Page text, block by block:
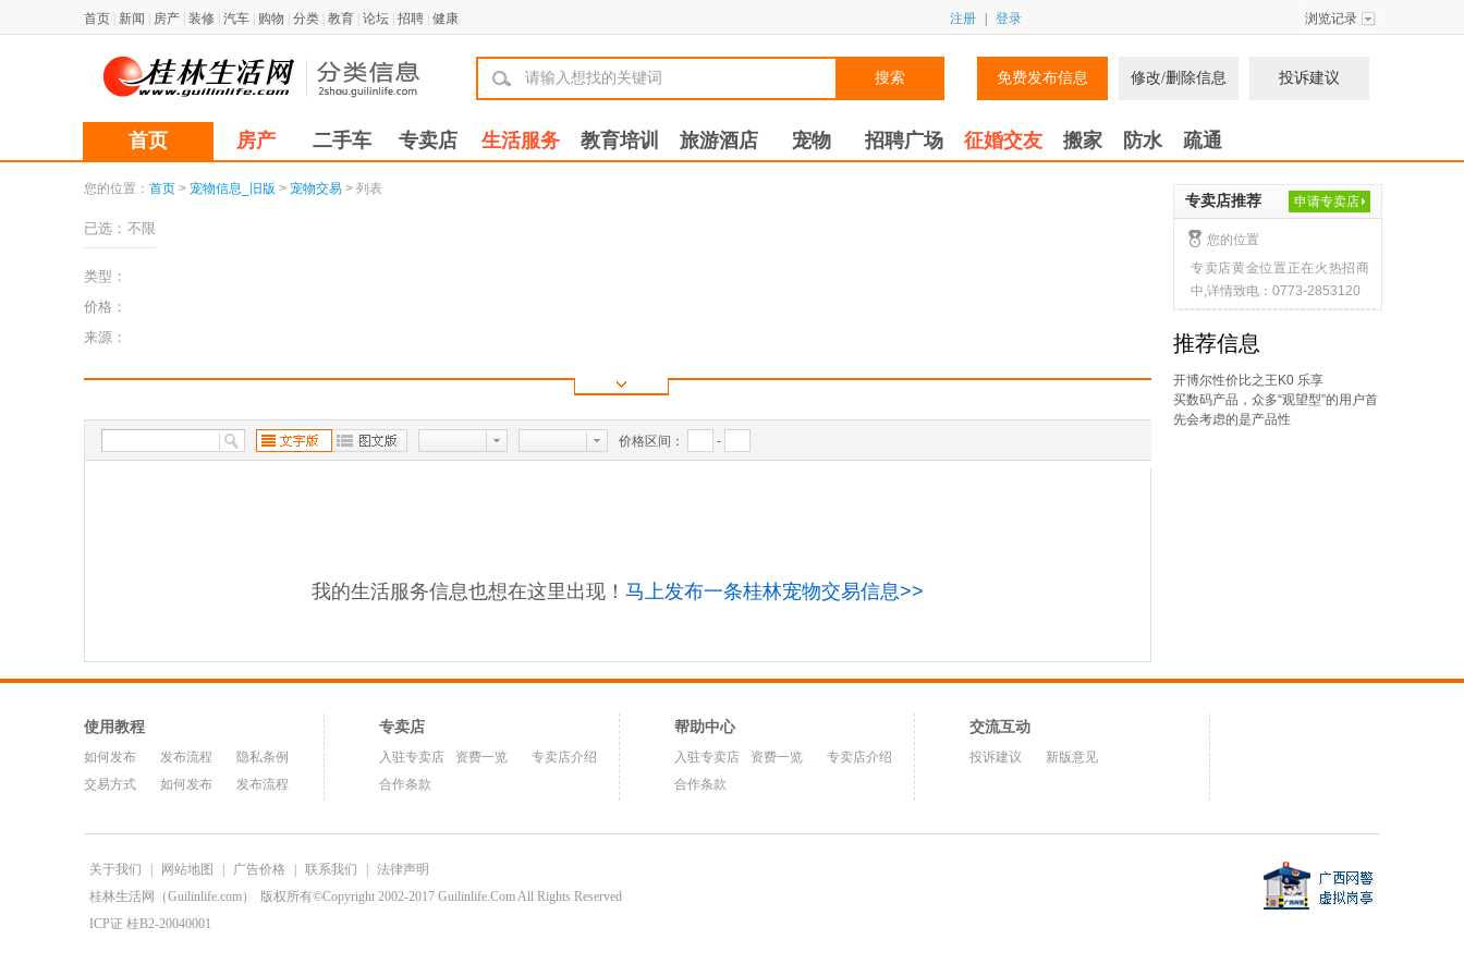
浏览记录
注册 登录
首页 新闻 房产 装修 汽车 购物 分类 教育 论坛 招聘 健康
搜索 免费发布信息 修改/删除信息 投诉建议
首页 房产 二手车 专卖店 生活服务 教育培训 旅游酒店 宠物 招聘广场 征婚交友 搬家 防水 疏通
您的位置： 首页 > 宠物信息_旧版 > 宠物交易 > 列表
已选： 不限
类型：
价格：
来源：
价格区间： -
我的生活服务信息也想在这里出现！ 马上发布一条桂林宠物交易信息>>
专卖店推荐 申请专卖店
您的位置
专卖店黄金位置正在火热招商
中,详情致电：0773-2853120
推荐信息
开博尔性价比之王K0 乐享
买数码产品，众多“观望型”的用户首
先会考虑的是产品性
使用教程
如何发布 发布流程
隐私条例
交易方式
如何发布 发布流程
专卖店
入驻专卖店 资费一览
专卖店介绍
合作条款
帮助中心
入驻专卖店 资费一览
专卖店介绍
合作条款
交流互动
投诉建议 新版意见
关于我们 网站地图 广告价格 联系我们
法律声明
桂林生活网（Guilinlife.com）
版权所有©Copyright 2002-2017 Guilinlife.Com All Rights Reserved
ICP证 桂B2-20040001